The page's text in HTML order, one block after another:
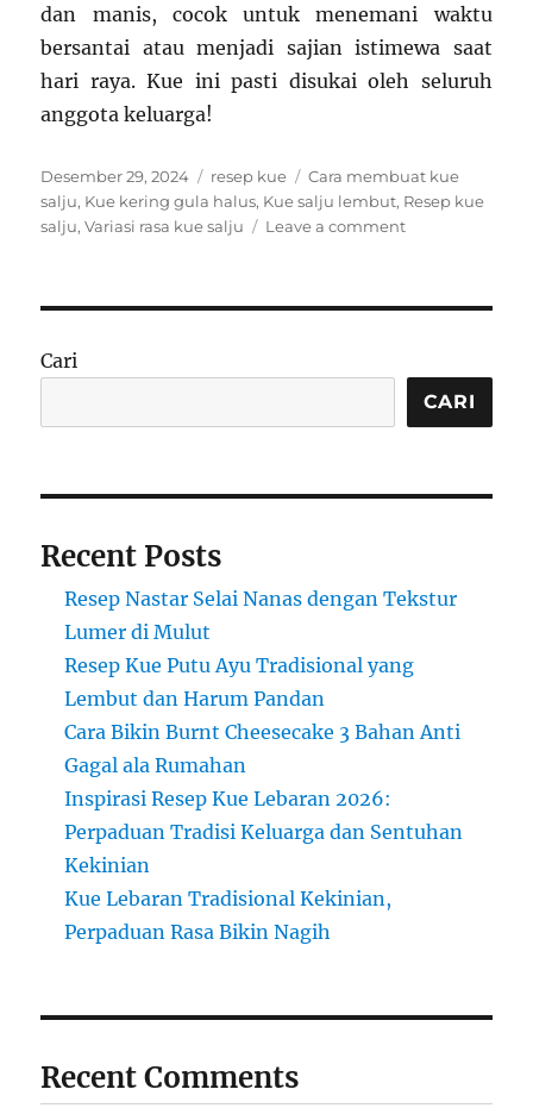
dan manis, cocok untuk menemani waktu
bersantai atau menjadi sajian istimewa saat
hari raya. Kue ini pasti disukai oleh seluruh
anggota keluarga!
Posted
on
Desember 29, 2024 Categories
resep kue Tags
Cara membuat kue
salju, Kue kering gula halus, Kue salju lembut, Resep kue
salju,Variasi rasa kue salju Leave a commenton
dan
Lumer
di
Cari
CARI
Recent Posts
Resep Nastar Selai Nanas dengan Tekstur
Lumer di Mulut
Resep Kue Putu Ayu Tradisional yang
Lembut dan Harum Pandan
Cara Bikin Burnt Cheesecake 3 Bahan Anti
Gagal ala Rumahan
Inspirasi Resep Kue Lebaran 2026:
Perpaduan Tradisi Keluarga dan Sentuhan
Kekinian
Kue Lebaran Tradisional Kekinian,
Perpaduan Rasa Bikin Nagih
Recent Comments